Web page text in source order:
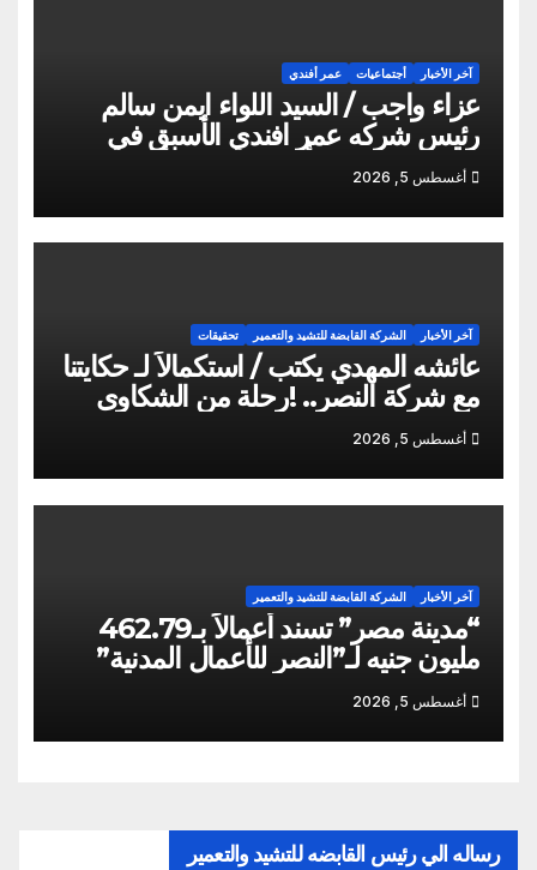
آخر الأخبار أجتماعيات عمر أفندي
عزاء واجب / السيد اللواء ايمن سالم
رئيس شركه عمر افندي الأسبق في
وفاه المغفور له أخو سيادته م أيمن سالم
أغسطس 5, 2026
آخر الأخبار الشركة القابضة للتشيد والتعمير تحقيقات
عائشه المهدي يكتب / استكمالاً لـ حكايتنا
مع شركة النصر.. !رحلة من الشكاوى
ومزيد من التعنت المستمر.. و لجوء
للقابضة إلى صدمة الكواليس!
أغسطس 5, 2026
آخر الأخبار الشركة القابضة للتشيد والتعمير
“مدينة مصر” تسند أعمالاً بـ462.79
مليون جنيه لـ”النصر للأعمال المدنية”
أغسطس 5, 2026
رساله الي رئيس القابضه للتشيد والتعمير